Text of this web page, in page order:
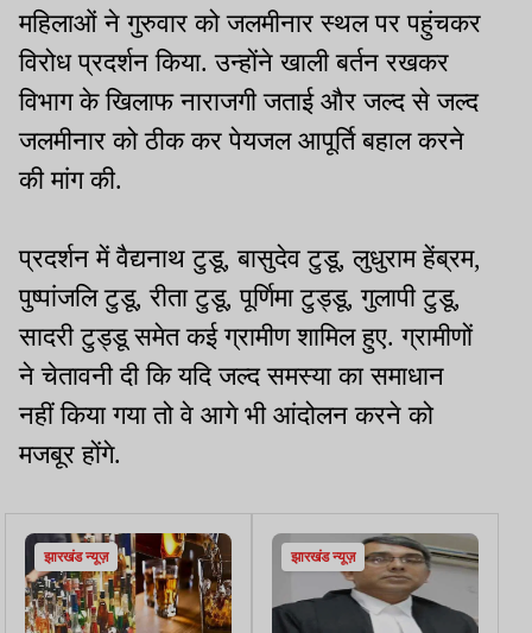
महिलाओं ने गुरुवार को जलमीनार स्थल पर पहुंचकर
विरोध प्रदर्शन किया. उन्होंने खाली बर्तन रखकर
विभाग के खिलाफ नाराजगी जताई और जल्द से जल्द
जलमीनार को ठीक कर पेयजल आपूर्ति बहाल करने
की मांग की.
प्रदर्शन में वैद्यनाथ टुडू, बासुदेव टुडू, लुधुराम हेंब्रम,
पुष्पांजलि टुडू, रीता टुडू, पूर्णिमा टुड्डू, गुलापी टुडू,
सादरी टुड्डू समेत कई ग्रामीण शामिल हुए. ग्रामीणों
ने चेतावनी दी कि यदि जल्द समस्या का समाधान
नहीं किया गया तो वे आगे भी आंदोलन करने को
मजबूर होंगे.
झारखंड न्यूज़ झारखंड न्यूज़